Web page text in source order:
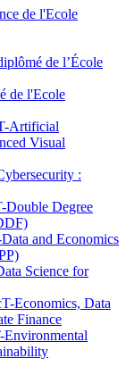
de l'Ecole
de l’École
de l'Ecole
Artificial
Visual
:
Degree
and Economics
Science for
Economics, Data
Finance